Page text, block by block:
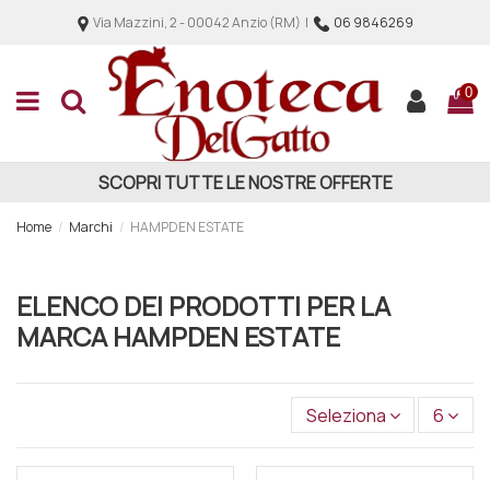
Via Mazzini, 2 - 00042 Anzio (RM) | 06 9846269
0
SCOPRI TUTTE LE NOSTRE OFFERTE
Home Marchi HAMPDEN ESTATE
ELENCO DEI PRODOTTI PER LA
MARCA HAMPDEN ESTATE
Seleziona 6